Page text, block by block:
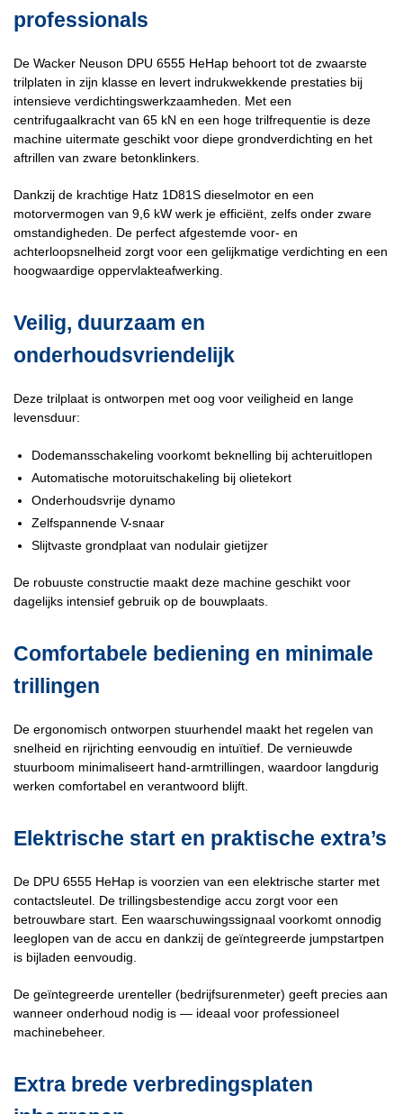
professionals
De Wacker Neuson DPU 6555 HeHap behoort tot de zwaarste
trilplaten in zijn klasse en levert indrukwekkende prestaties bij
intensieve verdichtingswerkzaamheden. Met een
centrifugaalkracht van 65 kN en een hoge trilfrequentie is deze
machine uitermate geschikt voor diepe grondverdichting en het
aftrillen van zware betonklinkers.
Dankzij de krachtige Hatz 1D81S dieselmotor en een
motorvermogen van 9,6 kW werk je efficiënt, zelfs onder zware
omstandigheden. De perfect afgestemde voor- en
achterloopsnelheid zorgt voor een gelijkmatige verdichting en een
hoogwaardige oppervlakteafwerking.
Veilig, duurzaam en
onderhoudsvriendelijk
Deze trilplaat is ontworpen met oog voor veiligheid en lange
levensduur:
Dodemansschakeling voorkomt beknelling bij achteruitlopen
Automatische motoruitschakeling bij olietekort
Onderhoudsvrije dynamo
Zelfspannende V-snaar
Slijtvaste grondplaat van nodulair gietijzer
De robuuste constructie maakt deze machine geschikt voor
dagelijks intensief gebruik op de bouwplaats.
Comfortabele bediening en minimale
trillingen
De ergonomisch ontworpen stuurhendel maakt het regelen van
snelheid en rijrichting eenvoudig en intuïtief. De vernieuwde
stuurboom minimaliseert hand-armtrillingen, waardoor langdurig
werken comfortabel en verantwoord blijft.
Elektrische start en praktische extra’s
De DPU 6555 HeHap is voorzien van een elektrische starter met
contactsleutel. De trillingsbestendige accu zorgt voor een
betrouwbare start. Een waarschuwingssignaal voorkomt onnodig
leeglopen van de accu en dankzij de geïntegreerde jumpstartpen
is bijladen eenvoudig.
De geïntegreerde urenteller (bedrijfsurenmeter) geeft precies aan
wanneer onderhoud nodig is — ideaal voor professioneel
machinebeheer.
Extra brede verbredingsplaten